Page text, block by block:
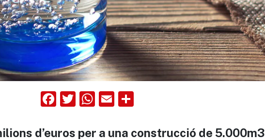
Facebook
Twitter
WhatsApp
Email
d’euros per a una construcció de 5.000m3